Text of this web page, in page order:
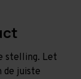
stelling. Let
de juiste